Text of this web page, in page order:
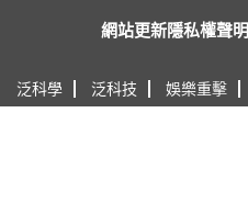
泛科學 泛科技 娛樂重擊
網站更新隱私權聲明